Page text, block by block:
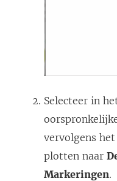
Selecteer in
vervolgens
plotten naar
Markeringen.